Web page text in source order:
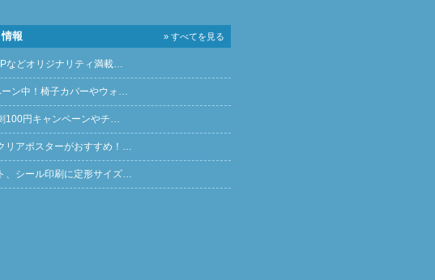
報 » すべてを見る
などオリジナリティ満載…
ン中！椅子カバーやウォ…
100円キャンペーンやチ…
リアポスターがおすすめ！…
、シール印刷に定形サイズ…